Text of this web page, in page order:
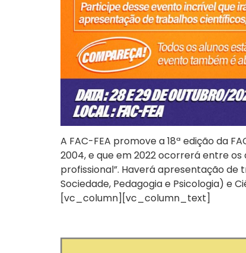
A FAC-FEA promove a 18ª edição da
2004, e que em 2022 ocorrerá entre
profissional”. Haverá apresentação de
Sociedade, Pedagogia e Psicologia)
[vc_column][vc_column_text]